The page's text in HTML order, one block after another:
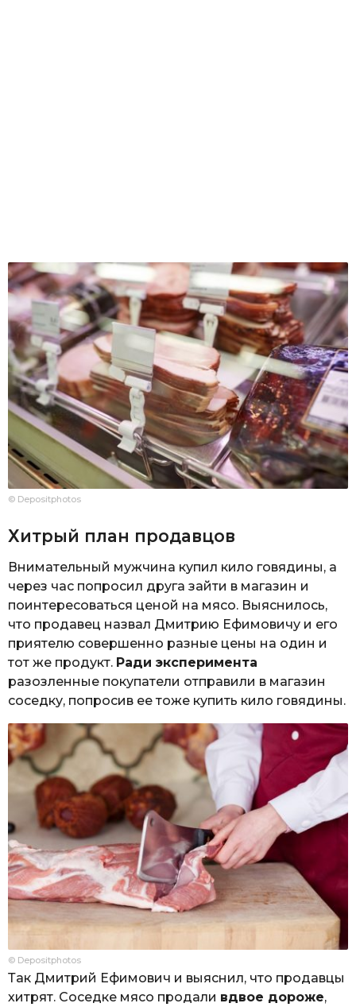
© Depositphotos
Хитрый план продавцов
Внимательный мужчина купил кило говядины, а
через час попросил друга зайти в магазин и
поинтересоваться ценой на мясо. Выяснилось,
что продавец назвал Дмитрию Ефимовичу и его
приятелю совершенно разные цены на один и
тот же продукт. Ради эксперимента
разозленные покупатели отправили в магазин
соседку, попросив ее тоже купить кило говядины.
© Depositphotos
Так Дмитрий Ефимович и выяснил, что продавцы
хитрят. Соседке мясо продали вдвое дороже,